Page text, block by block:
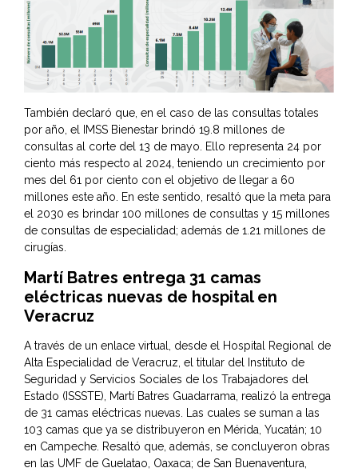
También declaró que, en el caso de las consultas totales
por año, el IMSS Bienestar brindó 19.8 millones de
consultas al corte del 13 de mayo. Ello representa 24 por
ciento más respecto al 2024, teniendo un crecimiento por
mes del 61 por ciento con el objetivo de llegar a 60
millones este año. En este sentido, resaltó que la meta para
el 2030 es brindar 100 millones de consultas y 15 millones
de consultas de especialidad; además de 1.21 millones de
cirugías.
Martí Batres entrega 31 camas
eléctricas nuevas de hospital en
Veracruz
A través de un enlace virtual, desde el Hospital Regional de
Alta Especialidad de Veracruz, el titular del Instituto de
Seguridad y Servicios Sociales de los Trabajadores del
Estado (ISSSTE), Martí Batres Guadarrama, realizó la entrega
de 31 camas eléctricas nuevas. Las cuales se suman a las
103 camas que ya se distribuyeron en Mérida, Yucatán; 10
en Campeche. Resaltó que, además, se concluyeron obras
en las UMF de Guelatao, Oaxaca; de San Buenaventura,